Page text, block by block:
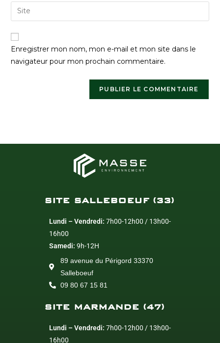
Enregistrer mon nom, mon e-mail et mon site dans le
navigateur pour mon prochain commentaire.
SITE SALLEBOEUF (33)
Lundi – Vendredi: 7h00-12h00 / 13h00-
16h00
Samedi: 9h-12H
89 avenue du Périgord 33370
Salleboeuf
09 80 67 15 81
SITE MARMANDE (47)
Lundi – Vendredi: 7h00-12h00 / 13h00-
16h00